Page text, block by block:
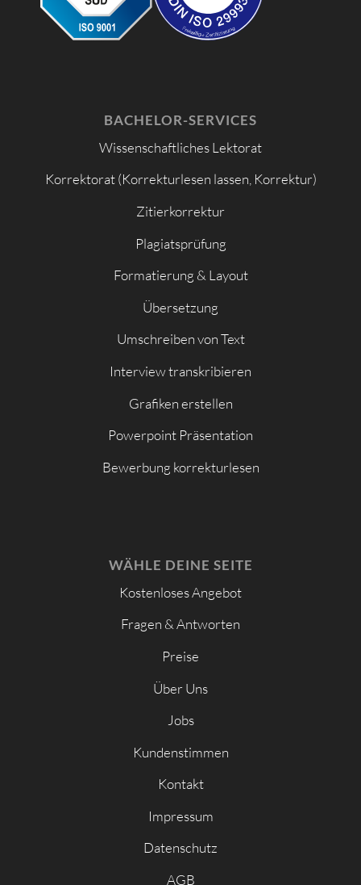
BACHELOR-SERVICES
Wissenschaftliches Lektorat
Korrektorat (Korrekturlesen lassen, Korrektur)
Zitierkorrektur
Plagiatsprüfung
Formatierung & Layout
Übersetzung
Umschreiben von Text
Interview transkribieren
Grafiken erstellen
Powerpoint Präsentation
Bewerbung korrekturlesen
WÄHLE DEINE SEITE
Kostenloses Angebot
Fragen & Antworten
Preise
Über Uns
Jobs
Kundenstimmen
Kontakt
Impressum
Datenschutz
AGB